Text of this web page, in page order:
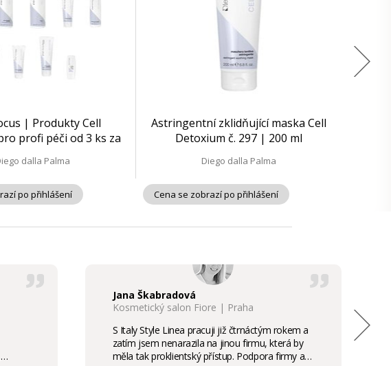
| Produkty Cell
profi péči od 3 ks za
dalla Palma
po přihlášení
Astringentní zklidňující maska Cell
Detoxium č. 297 | 200 ml
Diego dalla Palma
Cena se zobrazí po přihlášení
Jana Škabradová
Kosmetický salon Fiore | Praha
S Italy Style Linea pracuji již čtrnáctým rokem a
zatím jsem nenarazila na jinou firmu, která by
měla tak proklientský přístup. Podpora firmy a